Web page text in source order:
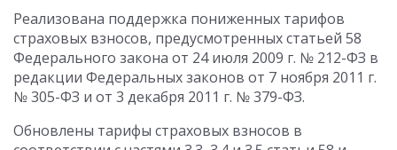
Реализована поддержка пониженных тарифов
страховых взносов, предусмотренных статьей 58
Федерального закона от 24 июля 2009 г. № 212-ФЗ в
редакции Федеральных законов от 7 ноября 2011 г.
№ 305-ФЗ и от 3 декабря 2011 г. № 379-ФЗ.
Обновлены тарифы страховых взносов в